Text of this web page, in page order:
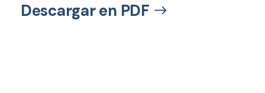
Descargar en PDF